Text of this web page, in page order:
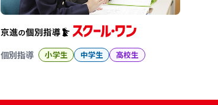
個別指導 小学生 中学生 高校生